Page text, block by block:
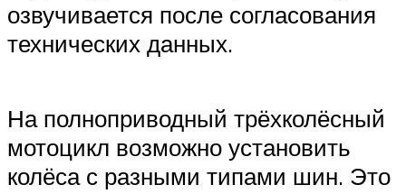
озвучивается после согласования
технических данных.
На полноприводный трёхколёсный
мотоцикл возможно установить
колёса с разными типами шин. Это